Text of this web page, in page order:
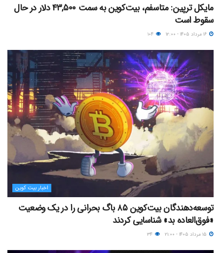
مایکل ترپین: متاسفم، بیت‌کوین به سمت ۴۳,۵۰۰ دلار در حال
سقوط است
اخبار بیت کوین
توسعه‌دهندگان بیت‌کوین ۸۵ باگ بحرانی را در یک وضعیت
«فوق‌العاده بد» شناسایی کردند